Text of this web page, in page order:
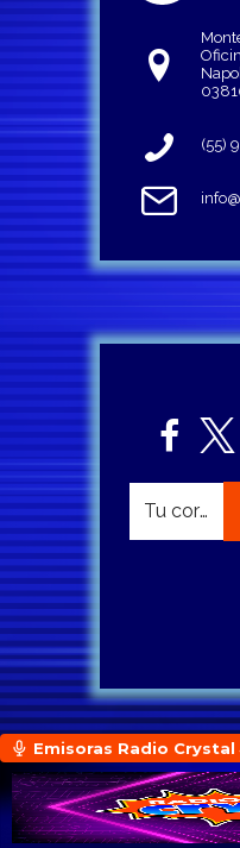
(55)
Emisoras Radio Crystal